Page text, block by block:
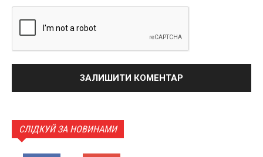
СЛІДКУЙ ЗА НОВИНАМИ